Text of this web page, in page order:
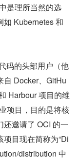
是理所当然的选
如 Kubernetes 和
码的头部用户（他
自 Docker、GitHu
Harbour 项目的维
项目，目的是将核
邀请了 OCI 的一
目现在简称为“Di
distribution 中